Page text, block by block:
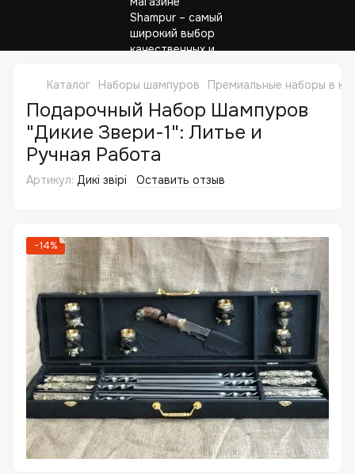
Каталог Наборы шампуров Премиальные наборы в
Подарочный Набор Шампуров
"Дикие Звери-1": Литье и
Ручная Работа
Артикул: Дикі звірі Оставить отзыв
−14%